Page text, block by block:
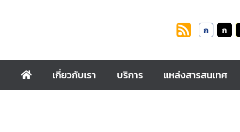
ก ก
เกี่ยวกับเรา บริการ แหล่งสารสนเทศ